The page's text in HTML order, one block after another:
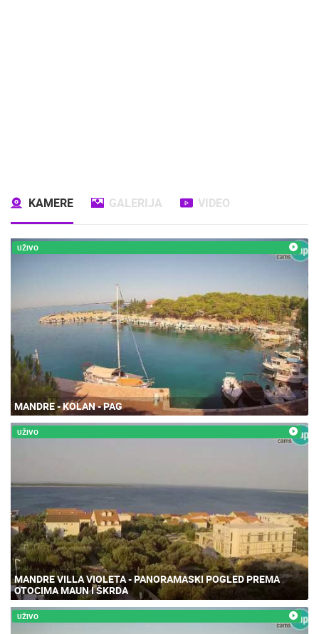
KAMERE GALERIJA VIDEO
UŽIVO
MANDRE - KOLAN - PAG
UŽIVO
MANDRE VILLA VIOLETA - PANORAMASKI POGLED PREMA
OTOCIMA MAUN I ŠKRDA
UŽIVO